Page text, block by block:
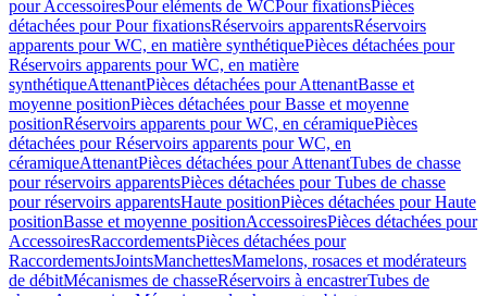
pour AccessoiresPour eléments de WCPour fixationsPièces
détachées pour Pour fixationsRéservoirs apparentsRéservoirs
apparents pour WC, en matière synthétiquePièces détachées pour
Réservoirs apparents pour WC, en matière
synthétiqueAttenantPièces détachées pour AttenantBasse et
moyenne positionPièces détachées pour Basse et moyenne
positionRéservoirs apparents pour WC, en céramiquePièces
détachées pour Réservoirs apparents pour WC, en
céramiqueAttenantPièces détachées pour AttenantTubes de chasse
pour réservoirs apparentsPièces détachées pour Tubes de chasse
pour réservoirs apparentsHaute positionPièces détachées pour Haute
positionBasse et moyenne positionAccessoiresPièces détachées pour
AccessoiresRaccordementsPièces détachées pour
RaccordementsJointsManchettesMamelons, rosaces et modérateurs
de débitMécanismes de chasseRéservoirs à encastrerTubes de